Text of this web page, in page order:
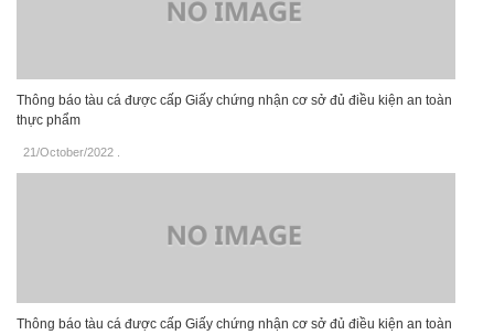
Thông báo tàu cá được cấp Giấy chứng nhận cơ sở đủ điều kiện an toàn
thực phẩm
21/October/2022
Thông báo tàu cá được cấp Giấy chứng nhận cơ sở đủ điều kiện an toàn